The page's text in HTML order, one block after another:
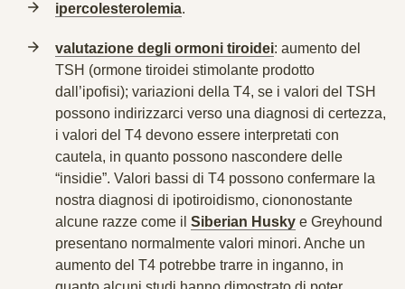
ipercolesterolemia.
valutazione degli ormoni tiroidei: aumento del
TSH (ormone tiroidei stimolante prodotto
dall’ipofisi); variazioni della T4, se i valori del TSH
possono indirizzarci verso una diagnosi di certezza,
i valori del T4 devono essere interpretati con
cautela, in quanto possono nascondere delle
“insidie”. Valori bassi di T4 possono confermare la
nostra diagnosi di ipotiroidismo, ciononostante
alcune razze come il Siberian Husky e Greyhound
presentano normalmente valori minori. Anche un
aumento del T4 potrebbe trarre in inganno, in